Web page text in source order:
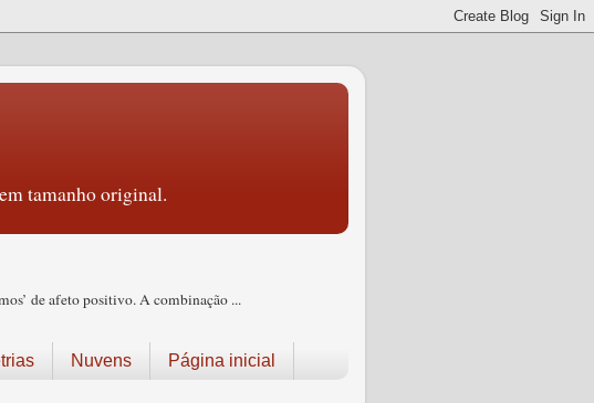
tamanho original.
de afeto positivo. A combinação ...
Nuvens Página inicial